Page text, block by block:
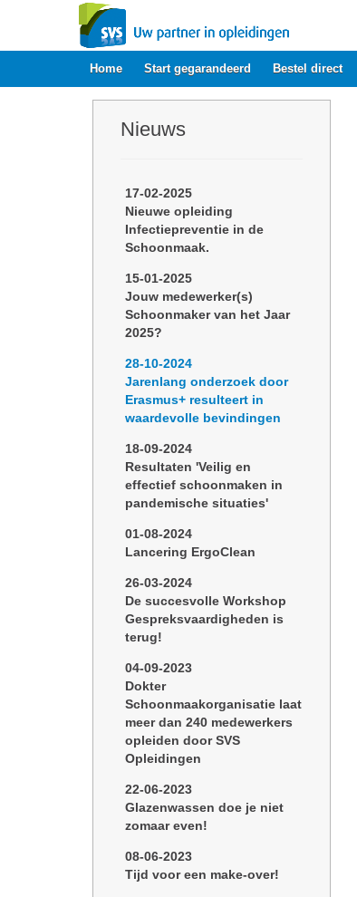
Home Start gegarandeerd Bestel direct
Nieuws
17-02-2025
Nieuwe opleiding
Infectiepreventie in de
Schoonmaak.
15-01-2025
Jouw medewerker(s)
Schoonmaker van het Jaar
2025?
28-10-2024
Jarenlang onderzoek door
Erasmus+ resulteert in
waardevolle bevindingen
18-09-2024
Resultaten 'Veilig en
effectief schoonmaken in
pandemische situaties'
01-08-2024
Lancering ErgoClean
26-03-2024
De succesvolle Workshop
Gespreksvaardigheden is
terug!
04-09-2023
Dokter
Schoonmaakorganisatie laat
meer dan 240 medewerkers
opleiden door SVS
Opleidingen
22-06-2023
Glazenwassen doe je niet
zomaar even!
08-06-2023
Tijd voor een make-over!